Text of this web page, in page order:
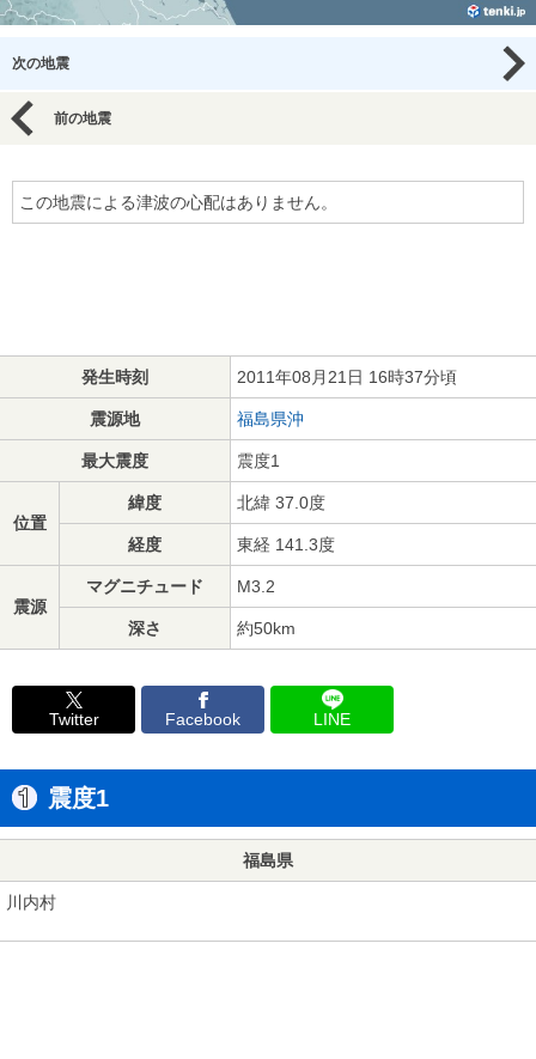
次の地震
前の地震
この地震による津波の心配はありません。
発生時刻 2011年08月21日 16時37分頃
震源地 福島県沖
最大震度 震度1
位置
緯度 北緯 37.0度
経度 東経 141.3度
震源
マグニチュード M3.2
深さ 約50km
Twitter Facebook LINE
震度1
福島県
川内村